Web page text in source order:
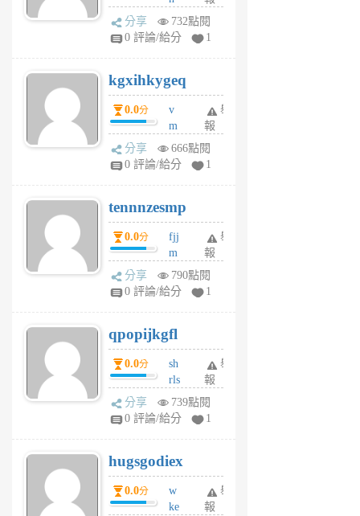
wi
w
6
個
月
前
分享
732點閱
0 評論/給分
1
kgxihkygeq
0.0分
v
m
sg
sr
6
個
月
前
舉
報
分享
666點閱
0 評論/給分
1
tennnzesmp
0.0分
fjj
m
w
rs
6
個
月
前
舉
報
分享
790點閱
0 評論/給分
1
qpopijkgfl
0.0分
sh
rls
k
m
6
個
月
前
舉
報
分享
739點閱
0 評論/給分
1
hugsgodiex
0.0分
w
ke
舉
報